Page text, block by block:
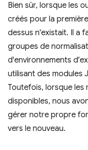
Bien sûr, lorsque les
créés pour la
dessus n'existait. Il a
groupes de
d'environnements
utilisant des modules
Toutefois, lorsque les
disponibles, nous
gérer notre propre
vers le nouveau.